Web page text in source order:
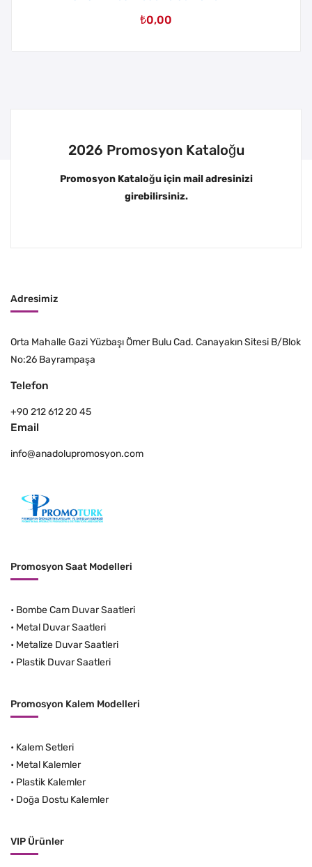
₺0,00
2026 Promosyon Kataloğu
Promosyon Kataloğu için mail adresinizi
girebilirsiniz.
Adresimiz
Orta Mahalle Gazi Yüzbaşı Ömer Bulu Cad. Canayakın Sitesi B/Blok
No:26 Bayrampaşa
Telefon
+90 212 612 20 45
Email
info@anadolupromosyon.com
Promosyon Saat Modelleri
• Bombe Cam Duvar Saatleri
• Metal Duvar Saatleri
• Metalize Duvar Saatleri
• Plastik Duvar Saatleri
Promosyon Kalem Modelleri
• Kalem Setleri
• Metal Kalemler
• Plastik Kalemler
• Doğa Dostu Kalemler
VIP Ürünler